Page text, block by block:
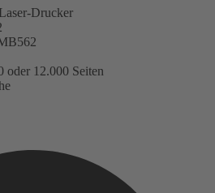
Drucker
oder 12.000 Seiten